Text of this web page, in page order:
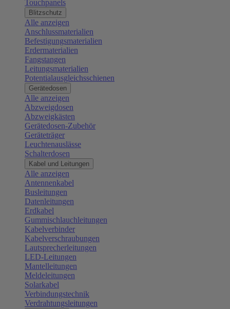
Touchpanels
Blitzschutz
Alle anzeigen
Anschlussmaterialien
Befestigungsmaterialien
Erdermaterialien
Fangstangen
Leitungsmaterialien
Potentialausgleichsschienen
Gerätedosen
Alle anzeigen
Abzweigdosen
Abzweigkästen
Gerätedosen-Zubehör
Geräteträger
Leuchtenauslässe
Schalterdosen
Kabel und Leitungen
Alle anzeigen
Antennenkabel
Busleitungen
Datenleitungen
Erdkabel
Gummischlauchleitungen
Kabelverbinder
Kabelverschraubungen
Lautsprecherleitungen
LED-Leitungen
Mantelleitungen
Meldeleitungen
Solarkabel
Verbindungstechnik
Verdrahtungsleitungen